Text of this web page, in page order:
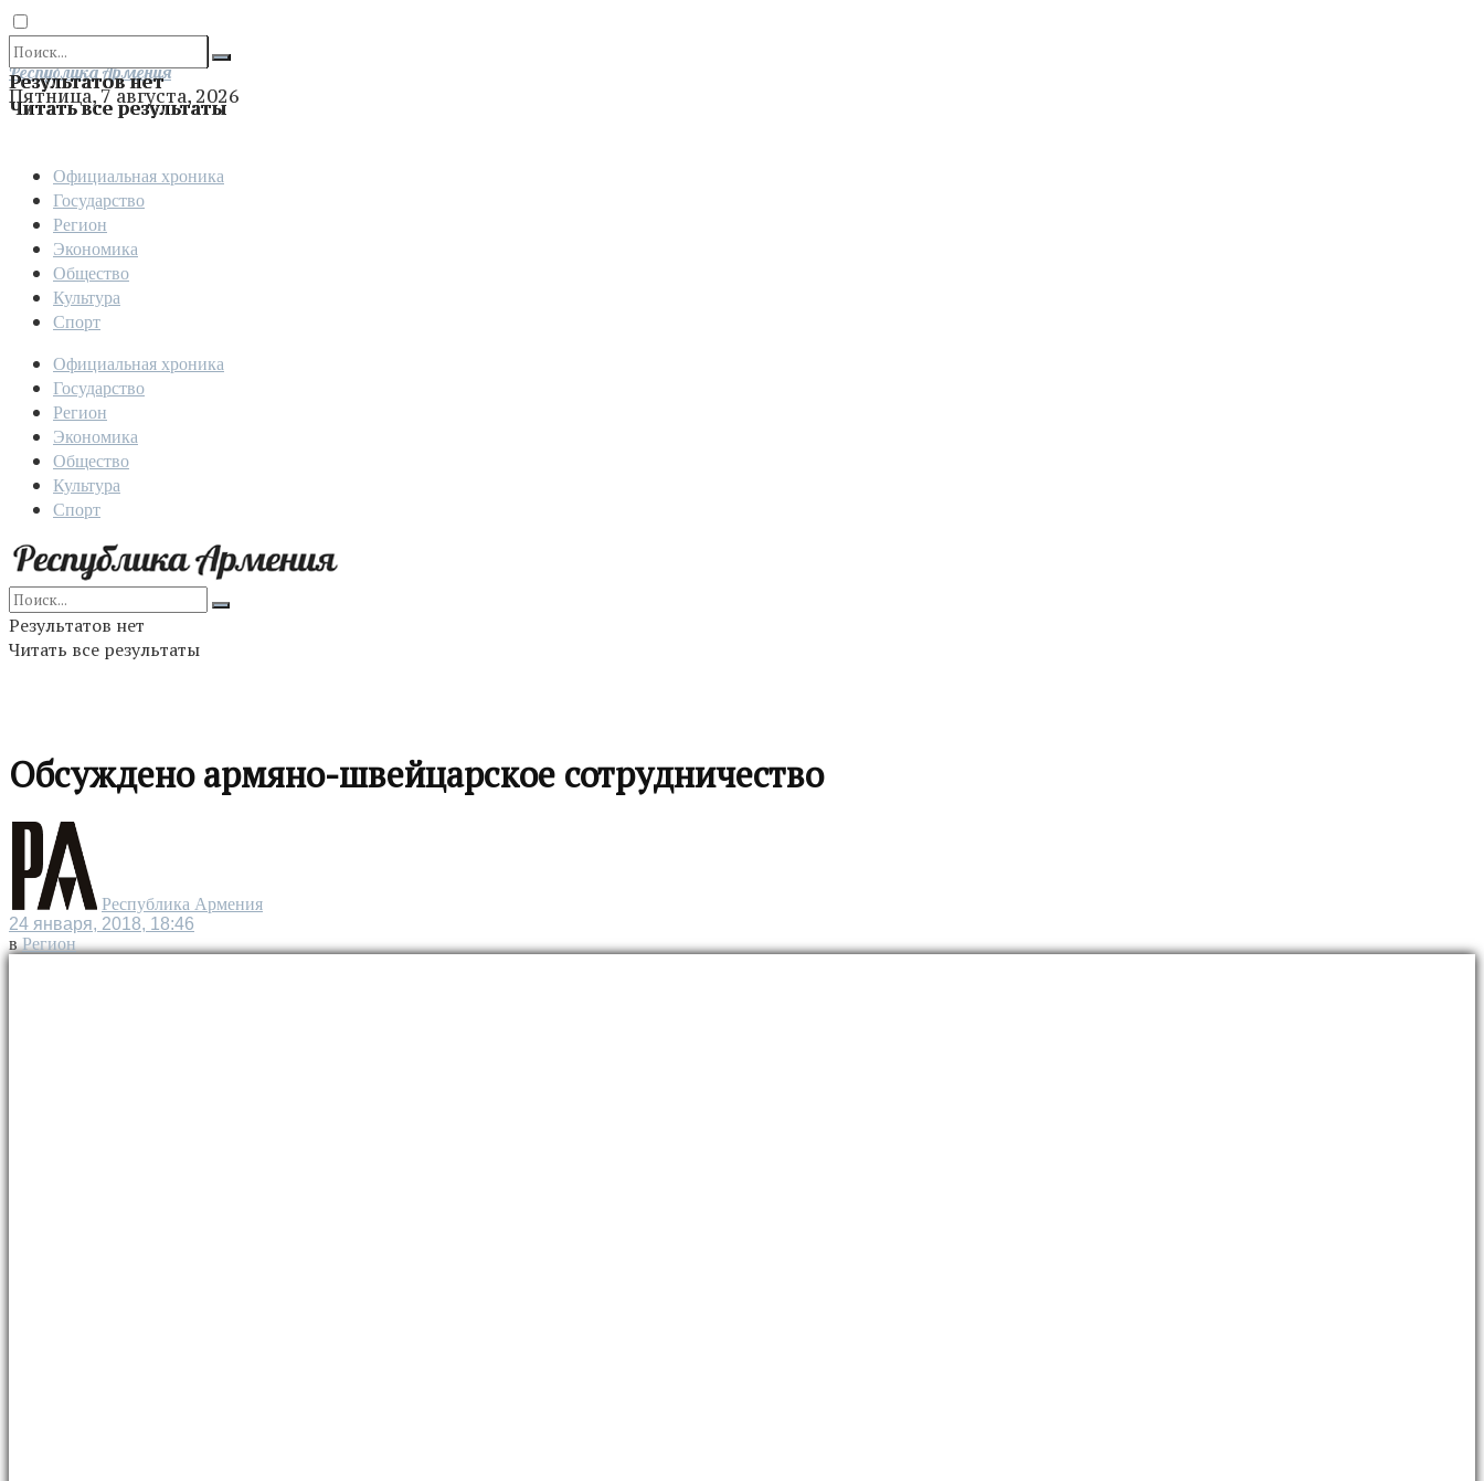
Результатов нет
Читать все результаты
Отправить
Республика Армения
Пятница, 7 августа, 2026
Официальная хроника
Государство
Регион
Экономика
Общество
Культура
Спорт
Официальная хроника
Государство
Регион
Экономика
Общество
Культура
Спорт
Результатов нет
Читать все результаты
Обсуждено армяно-швейцарское сотрудничество
Республика Армения
24 января, 2018, 18:46
в Регион